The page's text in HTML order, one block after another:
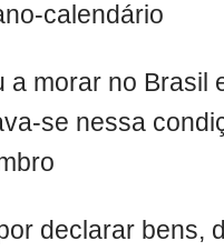
calendário
a morar no Brasil
se nessa
declarar bens,